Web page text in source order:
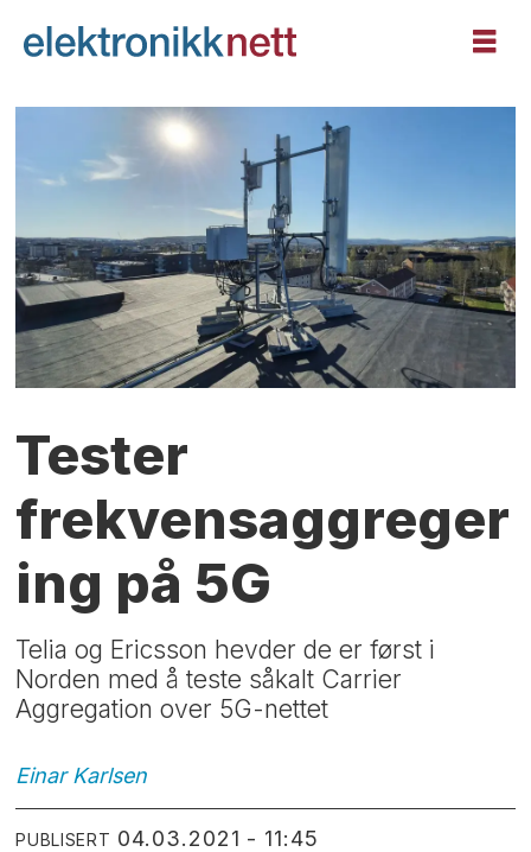
Tester
frekvensaggreger
ing på 5G
Telia og Ericsson hevder de er først i
Norden med å teste såkalt Carrier
Aggregation over 5G-nettet
Einar Karlsen
PUBLISERT 04.03.2021 - 11:45